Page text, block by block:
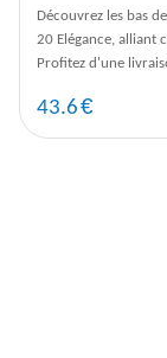
Découvrez les bas
20 Elégance, alliant
Profitez d'une
43.6€